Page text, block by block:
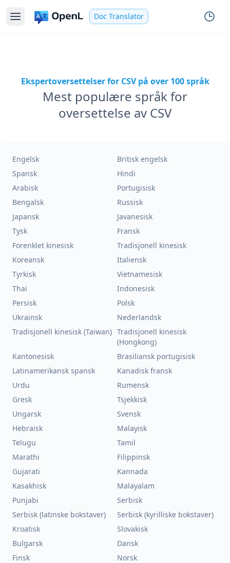
Doc Translator
Ekspertoversettelser for CSV på over 100 språk
Mest populære språk for
oversettelse av CSV
Engelsk
Britisk engelsk
Spansk
Hindi
Arabisk
Portugisisk
Bengalsk
Russisk
Japansk
Javanesisk
Tysk
Fransk
Forenklet kinesisk
Tradisjonell kinesisk
Koreansk
Italiensk
Tyrkisk
Vietnamesisk
Thai
Indonesisk
Persisk
Polsk
Ukrainsk
Nederlandsk
Tradisjonell kinesisk (Taiwan) Tradisjonell kinesisk
(Hongkong)
Kantonesisk
Brasiliansk portugisisk
Latinamerikansk spansk
Kanadisk fransk
Urdu
Rumensk
Gresk
Tsjekkisk
Ungarsk
Svensk
Hebraisk
Malayisk
Telugu
Tamil
Marathi
Filippinsk
Gujarati
Kannada
Kasakhisk
Malayalam
Punjabi
Serbisk
Serbisk (latinske bokstaver)
Serbisk (kyrilliske bokstaver)
Kroatisk
Slovakisk
Bulgarsk
Dansk
Finsk
Norsk